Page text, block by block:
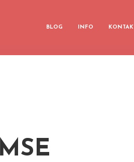
BLOG INFO